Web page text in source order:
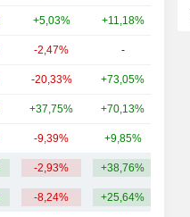
+5,03% +11,18%
-2,47% -
-20,33% +73,05%
+37,75% +70,13%
-9,39% +9,85%
-2,93% +38,76%
-8,24% +25,64%